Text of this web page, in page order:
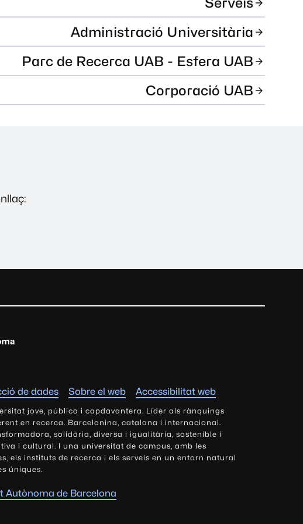
Administració Universitària
Parc de Recerca UAB - Esfera UAB
Corporació UAB
de dades Sobre el web Accessibilitat web
jove, pública i capdavantera. Líder als rànquings
en recerca. Barcelonina, catalana i internacional.
solidària, diversa i igualitària, sostenible i
i cultural. I una universitat de campus, amb les
els instituts de recerca i els serveis en un entorn natural
úniques.
Autònoma de Barcelona